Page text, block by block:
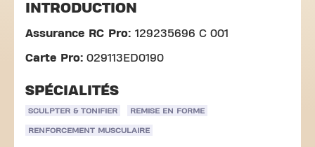
INTRODUCTION
Assurance RC Pro: 129235696 C 001
Carte Pro: 029113ED0190
SPÉCIALITÉS
SCULPTER & TONIFIER REMISE EN FORME
RENFORCEMENT MUSCULAIRE